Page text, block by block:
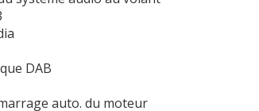
DAB
auto. du moteur